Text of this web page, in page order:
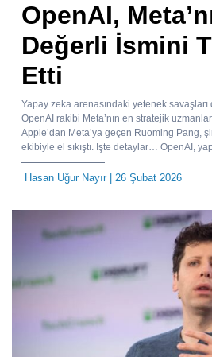
OpenAI,
Değerli İsmini
Etti
Yapay zeka arenasındaki yetenek
OpenAI rakibi Meta’nın en stratejik
Apple’dan Meta’ya geçen Ruoming Pang,
ekibiyle el sıkıştı. İşte detaylar… OpenAI,
Hasan Uğur Nayır| 26 Şubat 2026